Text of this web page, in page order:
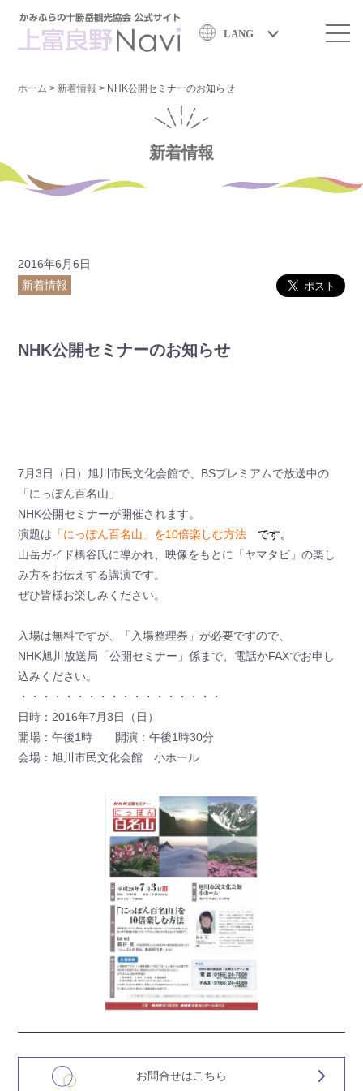
LANG
ホーム > 新着情報 > NHK公開セミナーのお知らせ
新着情報
2016年6月6日
新着情報
NHK公開セミナーのお知らせ
7月3日（日）旭川市民文化会館で、BSプレミアムで放送中の
「にっぽん百名山」
NHK公開セミナーが開催されます。
演題は 「にっぽん百名山」を10倍楽しむ方法 です。
山岳ガイド橋谷氏に導かれ、映像をもとに「ヤマタビ」の楽し
み方をお伝えする講演です。
ぜひ皆様お楽しみください。
入場は無料ですが、「入場整理券」が必要ですので、
NHK旭川放送局「公開セミナー」係まで、電話かFAXでお申し
込みください。
・・・・・・・・・・・・・・・・・・
日時：2016年7月3日（日）
開場：午後1時 開演：午後1時30分
会場：旭川市民文化会館 小ホール
お問合せはこちら